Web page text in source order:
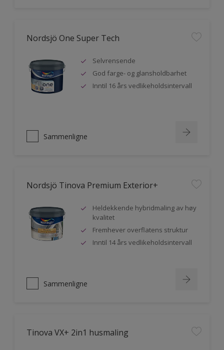
Nordsjö One Super Tech
Selvrensende
God farge- og glansholdbarhet
Inntil 16 års vedlikeholdsintervall
Sammenligne
Nordsjö Tinova Premium Exterior+
Heldekkende hybridmaling av høy
kvalitet
Fremhever overflatens struktur
Inntil 14 års vedlikeholdsintervall
Sammenligne
Tinova VX+ 2in1 husmaling